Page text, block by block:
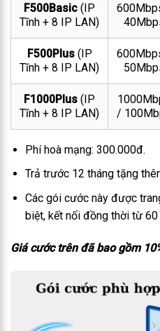
F500Basic (IP
Tĩnh + 8 IP LAN)
F500Plus(IP
Tĩnh + 8 IP LAN)
F1000Plus (IP
Tĩnh + 8 IP LAN)
/
Phí hoà mạng: 300.000đ.
Trả trước 12 tháng tặng
Các gói cước này được
biệt, kết nối đồng thời từ
Giá cước trên đã bao gồm